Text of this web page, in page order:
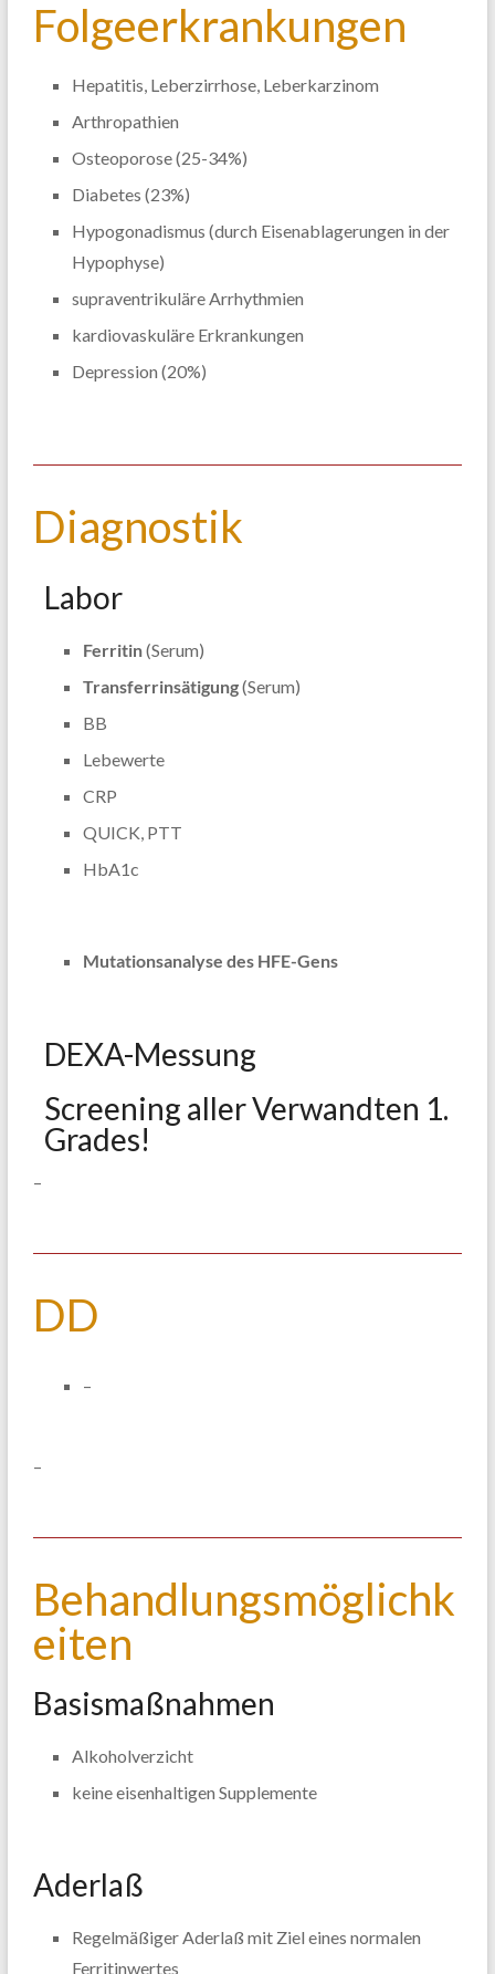
Folgeerkrankungen
Hepatitis, Leberzirrhose, Leberkarzinom
Arthropathien
Osteoporose (25-34%)
Diabetes (23%)
Hypogonadismus (durch Eisenablagerungen in der
Hypophyse)
supraventrikuläre Arrhythmien
kardiovaskuläre Erkrankungen
Depression (20%)
Diagnostik
Labor
Ferritin(Serum)
Transferrinsätigung(Serum)
BB
Lebewerte
CRP
QUICK, PTT
HbA1c
Mutationsanalyse des HFE-Gens
DEXA-Messung
Screening aller Verwandten 1.
Grades!
–
DD
–
–
Behandlungsmöglichk
eiten
Basismaßnahmen
Alkoholverzicht
keine eisenhaltigen Supplemente
Aderlaß
Regelmäßiger Aderlaß mit Ziel eines normalen
Ferritinwertes